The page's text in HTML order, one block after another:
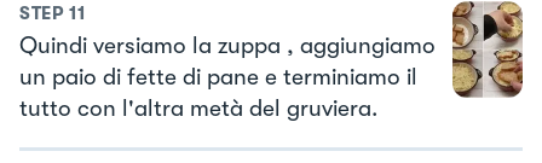
STEP 11
Quindi versiamo la zuppa , aggiungiamo
un paio di fette di pane e terminiamo il
tutto con l'altra metà del gruviera.